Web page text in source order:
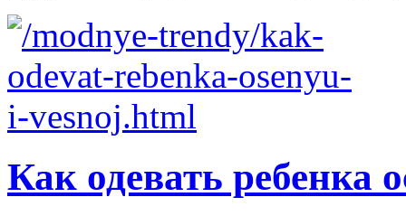
Как одевать ребенка